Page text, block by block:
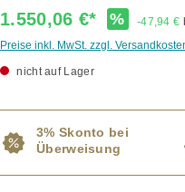
1.550,06 €* % -47,94 €
Preise inkl. MwSt. zzgl.
nicht auf Lager
3% Skonto bei
Überweisung